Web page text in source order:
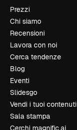
Prezzi
Chi siamo
Recensioni
Lavora con noi
Cerca tendenze
Blog
Eventi
Slidesgo
Vendi i tuoi contenuti
Sala stampa
Cerchi magnific.ai